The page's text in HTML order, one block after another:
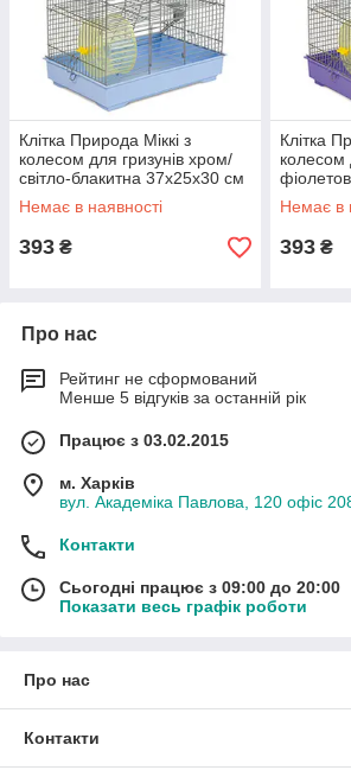
Клітка Природа Міккі з
колесом для гризунів хром/
світло-блакитна 37х25х30 см
Немає в наявності
393 ₴
Клітка
колесом
Немає в
393 ₴
Про нас
Рейтинг не сформований
Менше 5 відгуків за останній рік
Працює з 03.02.2015
м. Харків
вул. Академіка Павлова, 120 офіс
Контакти
Сьогодні працює з 09:00 до 20:00
Показати весь графік роботи
Про нас
Контакти